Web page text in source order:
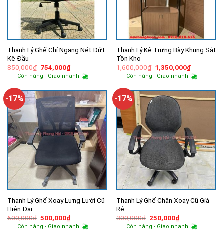
Thanh Lý Ghế Chỉ Ngang Nét Đứt
Kê Đầu
850,000₫ Giá
gốc
là:
754,000₫Giá
hiện
tại
754,000₫.
Còn hàng - Giao nhanh
Thanh Lý Kệ Trưng Bày Khung Sắt
Tồn Kho
1,600,000₫ Giá
gốc
là:
1,350,000₫Giá
hiện
tại
Còn hàng - Giao nhanh
-17%
Thanh Lý Ghế Xoay Lưng Lưới Cũ
Hiện Đại
600,000₫ Giá
gốc
là:
500,000₫Giá
hiện
tại
Còn hàng - Giao nhanh
-17%
Thanh Lý Ghế Chân Xoay Cũ Giá
Rẻ
300,000₫ Giá
gốc
là:
250,000₫Giá
hiện
tại
Còn hàng - Giao nhanh